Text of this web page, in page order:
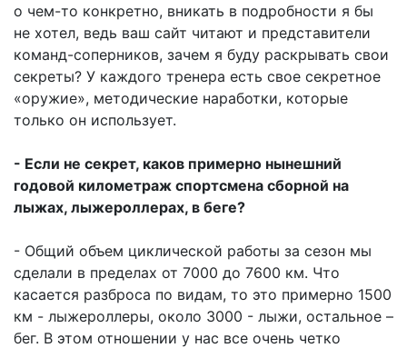
о чем-то конкретно, вникать в подробности я бы
не хотел, ведь ваш сайт читают и представители
команд-соперников, зачем я буду раскрывать свои
секреты? У каждого тренера есть свое секретное
«оружие», методические наработки, которые
только он использует.
- Если не секрет, каков примерно нынешний
годовой километраж спортсмена сборной на
лыжах, лыжероллерах, в беге?
- Общий объем циклической работы за сезон мы
сделали в пределах от 7000 до 7600 км. Что
касается разброса по видам, то это примерно 1500
км - лыжероллеры, около 3000 - лыжи, остальное –
бег. В этом отношении у нас все очень четко